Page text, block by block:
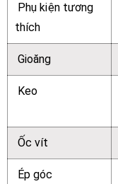
Phụ kiện tương
thích
Gioăng
Keo
Ốc vít
Ép góc